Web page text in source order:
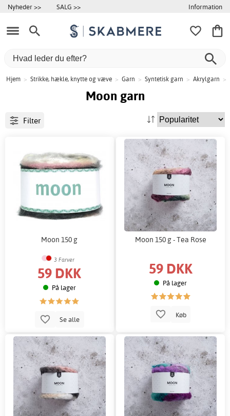
Nyheder >> SALG >> Information
Hjem > Strikke, hækle, knytte og væve > Garn > Syntetisk garn > Akrylgarn >
Moon garn
Filter
Moon 150 g
3 Farver
59 DKK
På lager
Se alle
Moon 150 g - Tea Rose
59 DKK
På lager
Køb